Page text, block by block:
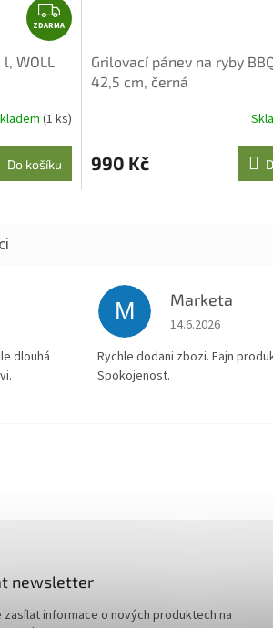
Z
D
A
ZDARMA
WOLL
(1 ks)
Do košíku
Grilovací pánev na ryby
42,5 cm, černá
990 Kč
je 4 z 5 hvězdiček.
dlouhá
M Marketa
Hodnocení
14.6.2026
Rychle dodani zbozi. Fajn
Spokojenost.
newsletter
informace o nových produktech na